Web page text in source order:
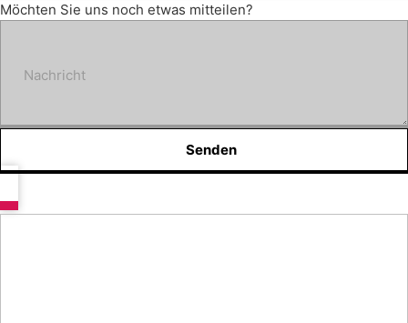
Möchten Sie uns noch etwas mitteilen?
Nachricht
Senden